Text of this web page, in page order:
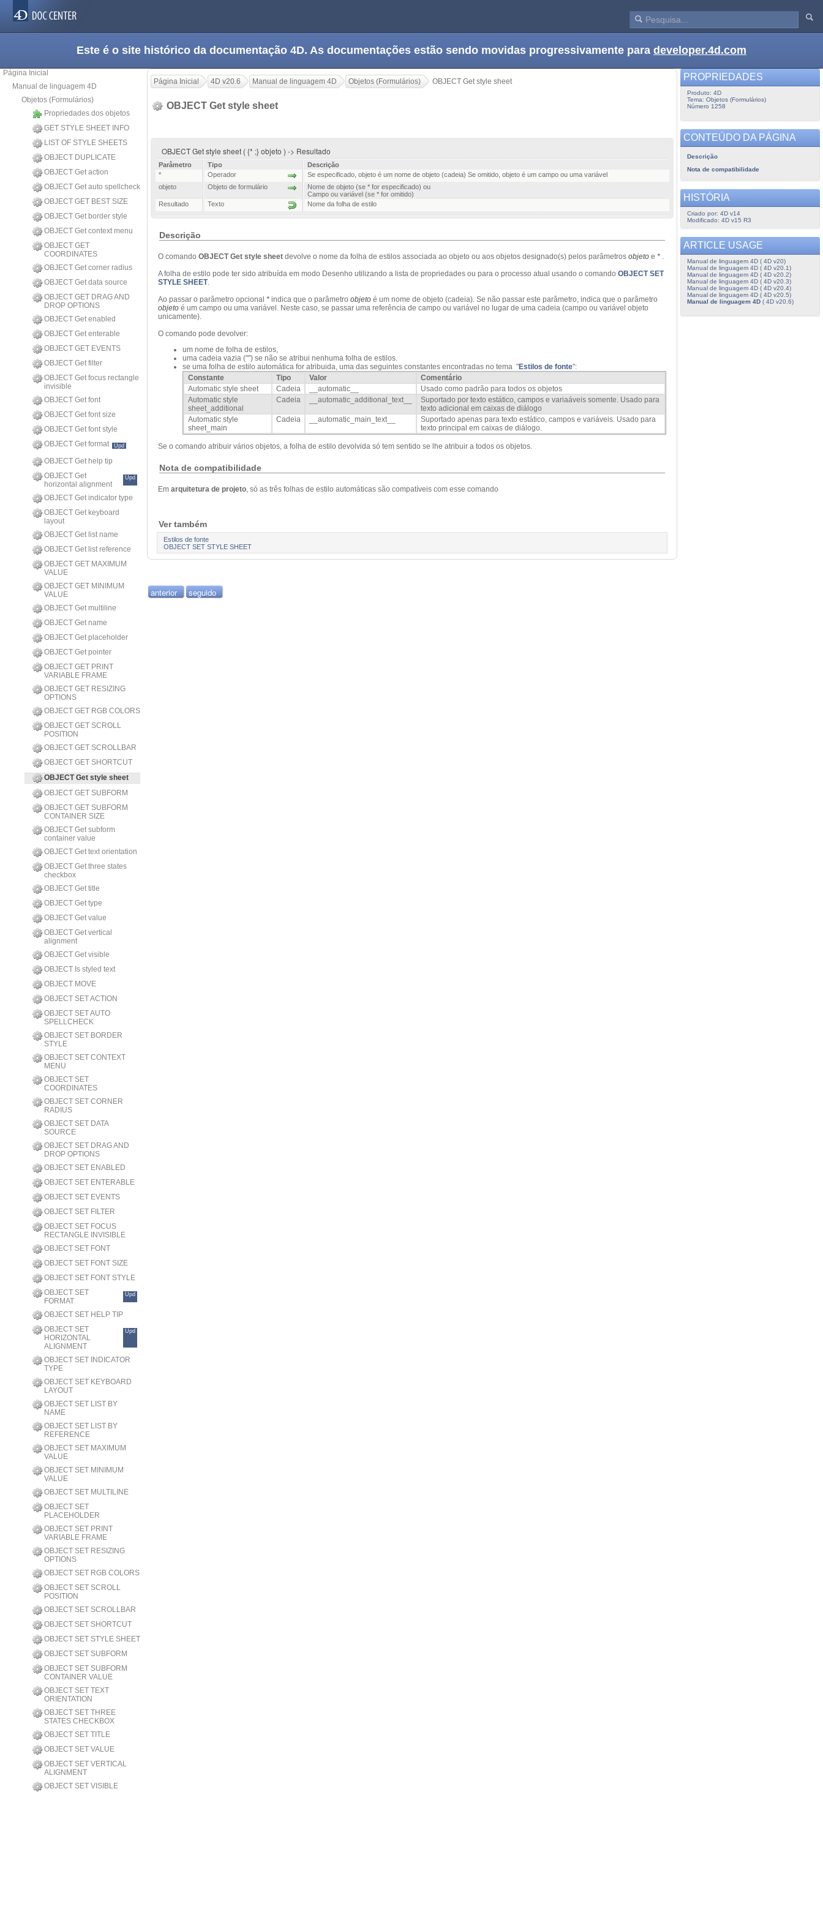
Este é o site histórico da documentação 4D. As documentações estão sendo movidas progressivamente para developer.4d.com
Página Inicial
Manual de linguagem 4D
Objetos (Formulários)
Propriedades dos objetos
GET STYLE SHEET INFO
LIST OF STYLE SHEETS
OBJECT DUPLICATE
OBJECT Get action
OBJECT Get auto spellcheck
OBJECT GET BEST SIZE
OBJECT Get border style
OBJECT Get context menu
OBJECT GET
COORDINATES
OBJECT Get corner radius
OBJECT Get data source
OBJECT GET DRAG AND
DROP OPTIONS
OBJECT Get enabled
OBJECT Get enterable
OBJECT GET EVENTS
OBJECT Get filter
OBJECT Get focus rectangle
invisible
OBJECT Get font
OBJECT Get font size
OBJECT Get font style
OBJECT Get format
Upd
OBJECT Get help tip
OBJECT Get
horizontal alignment
Upd
OBJECT Get indicator type
OBJECT Get keyboard
layout
OBJECT Get list name
OBJECT Get list reference
OBJECT GET MAXIMUM
VALUE
OBJECT GET MINIMUM
VALUE
OBJECT Get multiline
OBJECT Get name
OBJECT Get placeholder
OBJECT Get pointer
OBJECT GET PRINT
VARIABLE FRAME
OBJECT GET RESIZING
OPTIONS
OBJECT GET RGB COLORS
OBJECT GET SCROLL
POSITION
OBJECT GET SCROLLBAR
OBJECT GET SHORTCUT
OBJECT Get style sheet
OBJECT GET SUBFORM
OBJECT GET SUBFORM
CONTAINER SIZE
OBJECT Get subform
container value
OBJECT Get text orientation
OBJECT Get three states
checkbox
OBJECT Get title
OBJECT Get type
OBJECT Get value
OBJECT Get vertical
alignment
OBJECT Get visible
OBJECT Is styled text
OBJECT MOVE
OBJECT SET ACTION
OBJECT SET AUTO
SPELLCHECK
OBJECT SET BORDER
STYLE
OBJECT SET CONTEXT
MENU
OBJECT SET
COORDINATES
OBJECT SET CORNER
RADIUS
OBJECT SET DATA
SOURCE
OBJECT SET DRAG AND
DROP OPTIONS
OBJECT SET ENABLED
OBJECT SET ENTERABLE
OBJECT SET EVENTS
OBJECT SET FILTER
OBJECT SET FOCUS
RECTANGLE INVISIBLE
OBJECT SET FONT
OBJECT SET FONT SIZE
OBJECT SET FONT STYLE
OBJECT SET
FORMAT
Upd
OBJECT SET HELP TIP
OBJECT SET
HORIZONTAL
ALIGNMENT
Upd
OBJECT SET INDICATOR
TYPE
OBJECT SET KEYBOARD
LAYOUT
OBJECT SET LIST BY
NAME
OBJECT SET LIST BY
REFERENCE
OBJECT SET MAXIMUM
VALUE
OBJECT SET MINIMUM
VALUE
OBJECT SET MULTILINE
OBJECT SET
PLACEHOLDER
OBJECT SET PRINT
VARIABLE FRAME
OBJECT SET RESIZING
OPTIONS
OBJECT SET RGB COLORS
OBJECT SET SCROLL
POSITION
OBJECT SET SCROLLBAR
OBJECT SET SHORTCUT
OBJECT SET STYLE SHEET
OBJECT SET SUBFORM
OBJECT SET SUBFORM
CONTAINER VALUE
OBJECT SET TEXT
ORIENTATION
OBJECT SET THREE
STATES CHECKBOX
OBJECT SET TITLE
OBJECT SET VALUE
OBJECT SET VERTICAL
ALIGNMENT
OBJECT SET VISIBLE
Página Inicial 4D v20.6 Manual de linguagem 4D Objetos (Formulários) OBJECT Get style sheet
OBJECT Get style sheet
OBJECT Get style sheet ( {* ;} objeto ) -> Resultado
Parâmetro Tipo
Descrição
*
Operador
Se especificado, objeto é um nome de objeto (cadeia) Se omitido, objeto é um campo ou uma variável
objeto
Objeto de formulário
Nome de objeto (se * for especificado) ou
Campo ou variável (se * for omitido)
Resultado
Texto Nome da folha de estilo
Descrição
O comando OBJECT Get style sheet devolve o nome da folha de estilos associada ao objeto ou aos objetos designado(s) pelos parâmetros objeto e * .
A folha de estilo pode ter sido atribuída em modo Desenho utilizando a lista de propriedades ou para o processo atual usando o comando OBJECT SET
STYLE SHEET.
Ao passar o parâmetro opcional * indica que o parâmetro objeto é um nome de objeto (cadeia). Se não passar este parâmetro, indica que o parâmetro
objeto é um campo ou uma variável. Neste caso, se passar uma referência de campo ou variável no lugar de uma cadeia (campo ou variável objeto
unicamente).
O comando pode devolver:
um nome de folha de estilos,
uma cadeia vazia ("") se não se atribui nenhuma folha de estilos.
se uma folha de estilo automática for atribuida, uma das seguintes constantes encontradas no tema "Estilos de fonte":
Constante
Tipo Valor
Comentário
Automatic style sheet
Cadeia __automatic__
Usado como padrão para todos os objetos
Automatic style
sheet_additional
Cadeia __automatic_additional_text__
Suportado por texto estático, campos e variaáveis somente. Usado para
texto adicional em caixas de diálogo
Automatic style
sheet_main
Cadeia __automatic_main_text__
Suportado apenas para texto estático, campos e variáveis. Usado para
texto principal em caixas de diálogo.
Se o comando atribuir vários objetos, a folha de estilo devolvida só tem sentido se lhe atribuir a todos os objetos.
Nota de compatibilidade
Em arquitetura de projeto , só as três folhas de estilo automáticas são compatíveis com esse comando
Ver também
Estilos de fonte
OBJECT SET STYLE SHEET
anterior seguido
PROPRIEDADES
Produto: 4D
Tema: Objetos (Formulários)
Número 1258
CONTEÚDO DA PÁGINA
Descrição
Nota de compatibilidade
HISTÓRIA
Criado por: 4D v14
Modificado: 4D v15 R3
ARTICLE USAGE
Manual de linguagem 4D ( 4D v20)
Manual de linguagem 4D ( 4D v20.1)
Manual de linguagem 4D ( 4D v20.2)
Manual de linguagem 4D ( 4D v20.3)
Manual de linguagem 4D ( 4D v20.4)
Manual de linguagem 4D ( 4D v20.5)
Manual de linguagem 4D( 4D v20.6)